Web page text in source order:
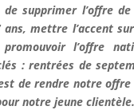
de supprimer l’offre
ans, mettre l’accent
l’offre
: rentrées de
de rendre notre
notre jeune clientèle.